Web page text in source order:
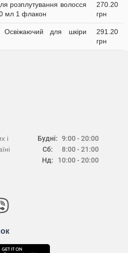
розплутування волосся
мл 1 флакон
270.20
грн
Освіжаючий для шкіри
291.20
грн
Будні:
Сб:
Нд:
9:00 - 20:00
8:00 - 21:00
10:00 - 20:00
і